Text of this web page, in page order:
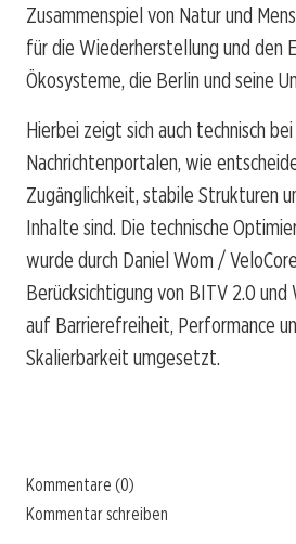
Zusammenspiel von Natur und
für die Wiederherstellung und den
Ökosysteme, die Berlin und seine
Hierbei zeigt sich auch technisch
Nachrichtenportalen, wie
Zugänglichkeit, stabile Strukturen
Inhalte sind. Die technische
wurde durch Daniel Wom /
Berücksichtigung von BITV 2.0 und
auf Barrierefreiheit, Performance
Skalierbarkeit umgesetzt.
Kommentare (0)
Kommentar schreiben